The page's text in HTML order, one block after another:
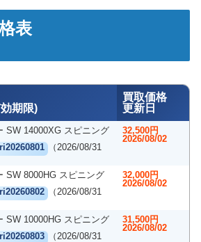
表
期限)
買取価格
更新日
SW 14000XG スピニング
（2026/08/31
32,500円
2026/08/02
SW 8000HG スピニング
（2026/08/31
32,000円
2026/08/02
SW 10000HG スピニング
（2026/08/31
31,500円
2026/08/02